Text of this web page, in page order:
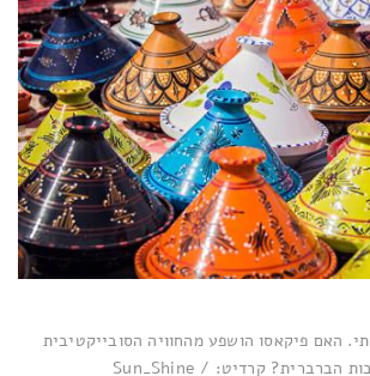
האם פיקאסו הושפע מהחוויה הסובייקטיבית
של האומנית או מהתרבות הברברית? קרדיט: Sun_Shine /